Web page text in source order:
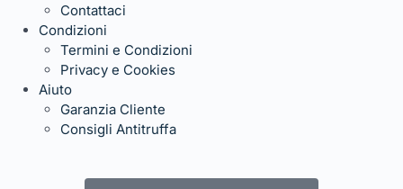
Contattaci
Condizioni
Termini e Condizioni
Privacy e Cookies
Aiuto
Garanzia Cliente
Consigli Antitruffa